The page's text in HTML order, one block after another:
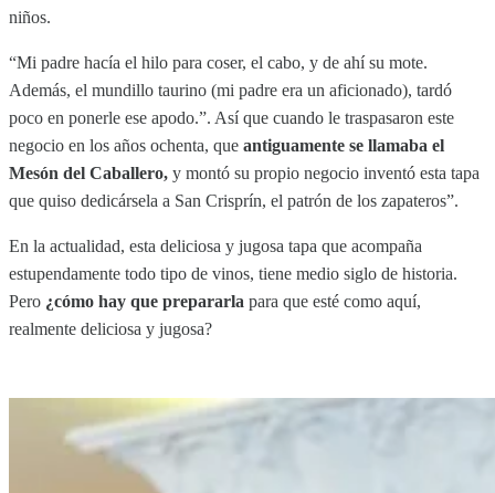
niños.
“Mi padre hacía el hilo para coser, el cabo, y de ahí su mote.
Además, el mundillo taurino (mi padre era un aficionado), tardó
poco en ponerle ese apodo.”. Así que cuando le traspasaron este
negocio en los años ochenta, que antiguamente se llamaba el
Mesón del Caballero, y montó su propio negocio inventó esta tapa
que quiso dedicársela a San Crisprín, el patrón de los zapateros”.
En la actualidad, esta deliciosa y jugosa tapa que acompaña
estupendamente todo tipo de vinos, tiene medio siglo de historia.
Pero ¿cómo hay que prepararla para que esté como aquí,
realmente deliciosa y jugosa?